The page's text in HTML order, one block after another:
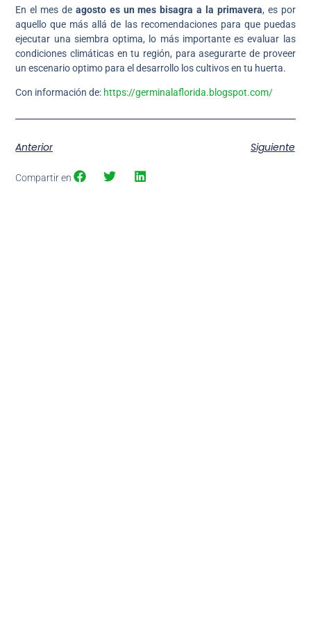
En el mes de agosto es un mes bisagra a la primavera, es por
aquello que más allá de las recomendaciones para que puedas
ejecutar una siembra optima, lo más importante es evaluar las
condiciones climáticas en tu región, para asegurarte de proveer
un escenario optimo para el desarrollo los cultivos en tu huerta.
Con información de: https://germinalaflorida.blogspot.com/
Anterior Siguiente
Compartir en